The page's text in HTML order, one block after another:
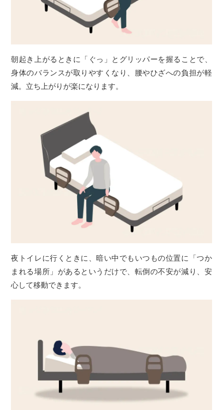
朝起き上がるときに「ぐっ」とグリッパーを握ることで、
身体のバランスが取りやすくなり、腰やひざへの負担が軽
減。立ち上がりが楽になります。
夜トイレに行くときに、暗い中でもいつもの位置に「つか
まれる場所」があるというだけで、転倒の不安が減り、安
心して移動できます。